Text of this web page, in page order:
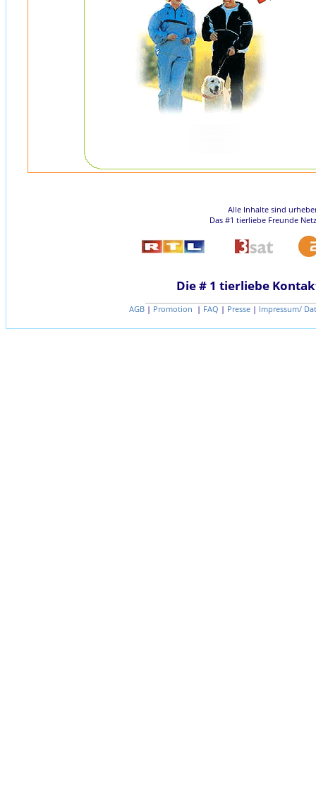
Alle Inhalte sind
Das #1 tierliebe Freunde
Die # 1 tierliebe
AGB | Promotion | FAQ | Presse | Impressum/